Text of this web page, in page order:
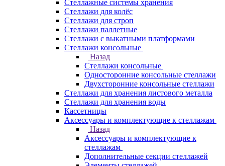
Стеллажные системы хранения
Стеллажи для колёс
Стеллажи для строп
Стеллажи паллетные
Стеллажи с выкатными платформами
Стеллажи консольные
Назад
Стеллажи консольные
Односторонние консольные стеллажи
Двухсторонние консольные стеллажи
Стеллажи для хранения листового металла
Стеллажи для хранения воды
Кассетницы
Аксесcуары и комплектующие к стеллажам
Назад
Аксесcуары и комплектующие к
стеллажам
Дополнительные секции стеллажей